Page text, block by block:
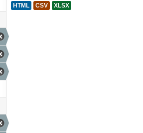
HTML CSV XLSX